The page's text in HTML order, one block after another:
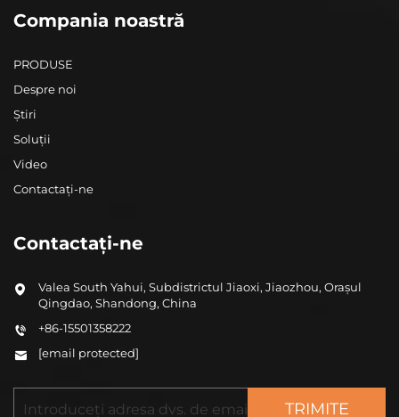
Compania noastră
PRODUSE
Despre noi
Știri
Soluții
Video
Contactați-ne
Contactați-ne
Valea South Yahui, Subdistrictul Jiaoxi, Jiaozhou, Orașul
Qingdao, Shandong, China
+86-15501358222
[email protected]
TRIMITE